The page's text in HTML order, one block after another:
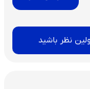
نظر باشید